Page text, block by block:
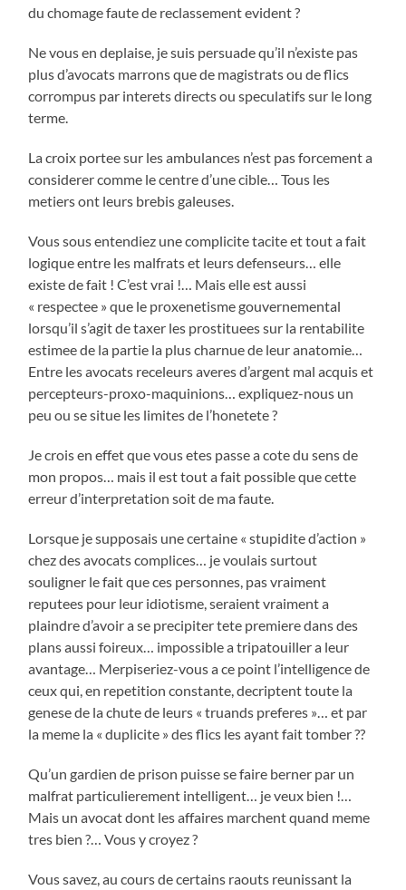
du chomage faute de reclassement evident ?
Ne vous en deplaise, je suis persuade qu’il n’existe pas
plus d’avocats marrons que de magistrats ou de flics
corrompus par interets directs ou speculatifs sur le long
terme.
La croix portee sur les ambulances n’est pas forcement a
considerer comme le centre d’une cible… Tous les
metiers ont leurs brebis galeuses.
Vous sous entendiez une complicite tacite et tout a fait
logique entre les malfrats et leurs defenseurs… elle
existe de fait ! C’est vrai !… Mais elle est aussi
« respectee » que le proxenetisme gouvernemental
lorsqu’il s’agit de taxer les prostituees sur la rentabilite
estimee de la partie la plus charnue de leur anatomie…
Entre les avocats receleurs averes d’argent mal acquis et
percepteurs-proxo-maquinions… expliquez-nous un
peu ou se situe les limites de l’honetete ?
Je crois en effet que vous etes passe a cote du sens de
mon propos… mais il est tout a fait possible que cette
erreur d’interpretation soit de ma faute.
Lorsque je supposais une certaine « stupidite d’action »
chez des avocats complices… je voulais surtout
souligner le fait que ces personnes, pas vraiment
reputees pour leur idiotisme, seraient vraiment a
plaindre d’avoir a se precipiter tete premiere dans des
plans aussi foireux… impossible a tripatouiller a leur
avantage… Merpiseriez-vous a ce point l’intelligence de
ceux qui, en repetition constante, decriptent toute la
genese de la chute de leurs « truands preferes »… et par
la meme la « duplicite » des flics les ayant fait tomber ??
Qu’un gardien de prison puisse se faire berner par un
malfrat particulierement intelligent… je veux bien !…
Mais un avocat dont les affaires marchent quand meme
tres bien ?… Vous y croyez ?
Vous savez, au cours de certains raouts reunissant la